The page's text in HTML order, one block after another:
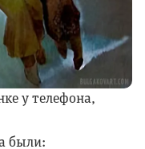
у телефона,
были: